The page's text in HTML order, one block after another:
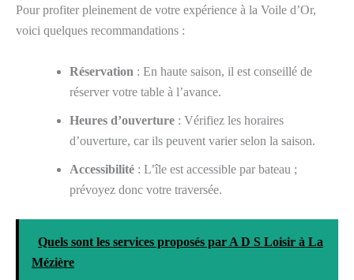
Pour profiter pleinement de votre expérience à la Voile d’Or,
voici quelques recommandations :
Réservation : En haute saison, il est conseillé de
réserver votre table à l’avance.
Heures d’ouverture : Vérifiez les horaires
d’ouverture, car ils peuvent varier selon la saison.
Accessibilité : L’île est accessible par bateau ;
prévoyez donc votre traversée.
Quels sont les services proposés par A D S Loisir à La
Mézière